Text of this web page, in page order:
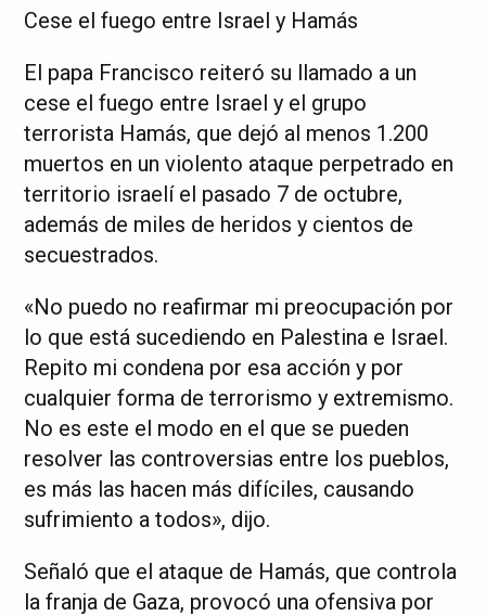
Cese el fuego entre Israel y Hamás
El papa Francisco reiteró su llamado a un
cese el fuego entre Israel y el grupo
terrorista Hamás, que dejó al menos 1.200
muertos en un violento ataque perpetrado en
territorio israelí el pasado 7 de octubre,
además de miles de heridos y cientos de
secuestrados.
«No puedo no reafirmar mi preocupación por
lo que está sucediendo en Palestina e Israel.
Repito mi condena por esa acción y por
cualquier forma de terrorismo y extremismo.
No es este el modo en el que se pueden
resolver las controversias entre los pueblos,
es más las hacen más difíciles, causando
sufrimiento a todos», dijo.
Señaló que el ataque de Hamás, que controla
la franja de Gaza, provocó una ofensiva por